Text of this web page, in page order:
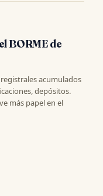
BORME de
acumulados
depósitos.
más papel en el